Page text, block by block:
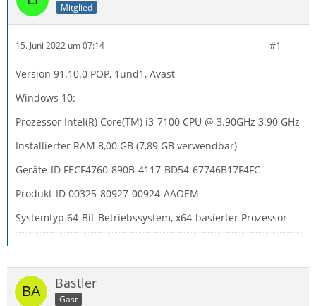
Mitglied
15. Juni 2022 um 07:14 #1
Version 91.10.0 POP, 1und1, Avast
Windows 10:
Prozessor Intel(R) Core(TM) i3-7100 CPU @ 3.90GHz 3.90 GHz
Installierter RAM 8,00 GB (7,89 GB verwendbar)
Geräte-ID FECF4760-890B-4117-BD54-67746B17F4FC
Produkt-ID 00325-80927-00924-AAOEM
Systemtyp 64-Bit-Betriebssystem, x64-basierter Prozessor
Bastler
Gast